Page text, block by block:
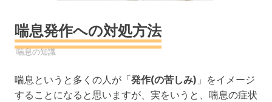
喘息発作への対処方法
2019年7月28日
YYYPRO
喘息の知識
喘息というと多くの人が「発作(の苦しみ) 」をイメージ
することになると思いますが、実をいうと、喘息の症状